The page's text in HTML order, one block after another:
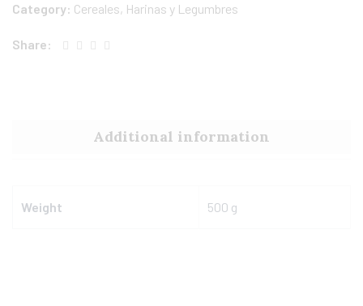
Category: Cereales, Harinas y Legumbres
Share:
Additional information
Weight 500 g